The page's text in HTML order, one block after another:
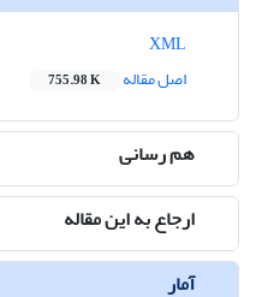
اصل مقاله
755.98 K
هم رسانی
ارجاع به این مقاله
آمار